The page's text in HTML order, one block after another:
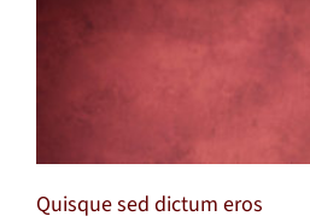
Quisque sed dictum eros